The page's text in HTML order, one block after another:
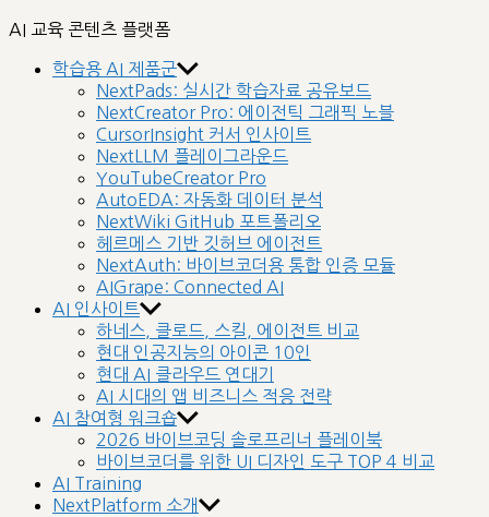
nextplatform
AI 교육 콘텐츠 플랫폼
학습용 AI 제품군
NextPads: 실시간 학습자료 공유보드
NextCreator Pro: 에이전틱 그래픽 노블
CursorInsight 커서 인사이트
NextLLM 플레이그라운드
YouTubeCreator Pro
AutoEDA: 자동화 데이터 분석
NextWiki GitHub 포트폴리오
헤르메스 기반 깃허브 에이전트
NextAuth: 바이브코더용 통합 인증 모듈
AIGrape: Connected AI
AI 인사이트
하네스, 클로드, 스킬, 에이전트 비교
현대 인공지능의 아이콘 10인
현대 AI 클라우드 연대기
AI 시대의 앱 비즈니스 적응 전략
AI 참여형 워크숍
2026 바이브코딩 솔로프리너 플레이북
바이브코더를 위한 UI 디자인 도구 TOP 4 비교
AI Training
NextPlatform 소개